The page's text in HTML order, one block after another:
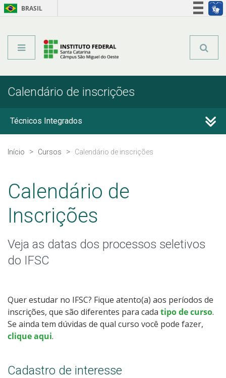
BRASIL
Calendário de inscrições
Técnicos Integrados
Técnicos Subsequentes
Graduação
Especialização
Educação a Distância
Processo de Inscrição
Início Cursos Calendário de inscrições
Calendário de
Inscrições
Veja as datas dos processos seletivos
do IFSC
Quer estudar no IFSC? Fique atento(a) aos períodos de
inscrições, que são diferentes para cada tipo de curso.
Se ainda tem dúvidas de qual curso você pode fazer,
clique aqui.
Cadastro de interesse